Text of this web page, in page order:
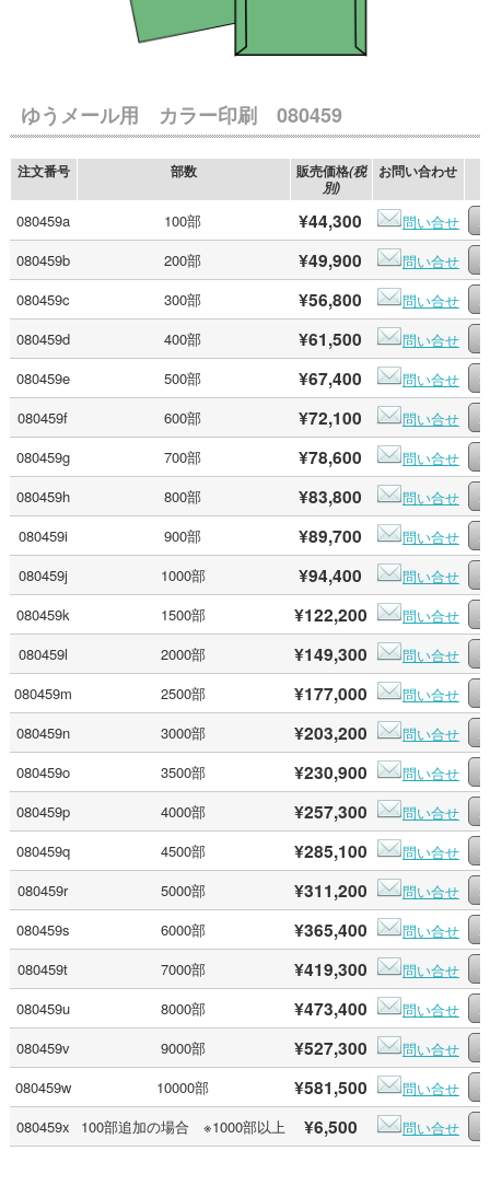
ゆうメール用 カラー印刷 080459
注文番号 部数 販売価格(税
別)
お問い合わせ
080459a 100部 ¥44,300
問い合せ
080459b
200部 ¥49,900
問い合せ
080459c
300部 ¥56,800
問い合せ
080459d
400部 ¥61,500
問い合せ
080459e
500部 ¥67,400
問い合せ
080459f
600部 ¥72,100
問い合せ
080459g
700部 ¥78,600
問い合せ
080459h
800部 ¥83,800
問い合せ
080459i
900部 ¥89,700
問い合せ
080459j
1000部 ¥94,400
問い合せ
080459k
1500部 ¥122,200
問い合せ
080459l
2000部 ¥149,300
問い合せ
080459m
2500部 ¥177,000
問い合せ
080459n
3000部 ¥203,200
問い合せ
080459o
3500部 ¥230,900
問い合せ
080459p
4000部 ¥257,300
問い合せ
080459q
4500部 ¥285,100
問い合せ
080459r
5000部 ¥311,200
問い合せ
080459s
6000部 ¥365,400
問い合せ
080459t
7000部 ¥419,300
問い合せ
080459u
8000部 ¥473,400
問い合せ
080459v
9000部 ¥527,300
問い合せ
080459w
10000部 ¥581,500
問い合せ
080459x
100部追加の場合 ※1000部以上 ¥6,500 問い合せ